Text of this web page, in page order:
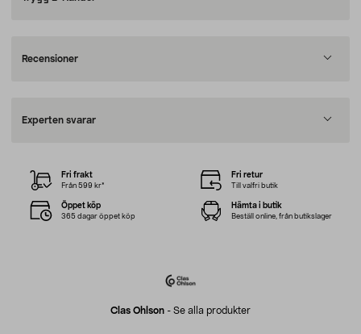
Recensioner
Experten svarar
Clas Ohlson - Se alla produkter
Fri frakt
Från 599 kr*
Fri retur
Till valfri butik
Öppet köp
365 dagar öppet köp
Hämta i butik
Beställ online, från butikslager